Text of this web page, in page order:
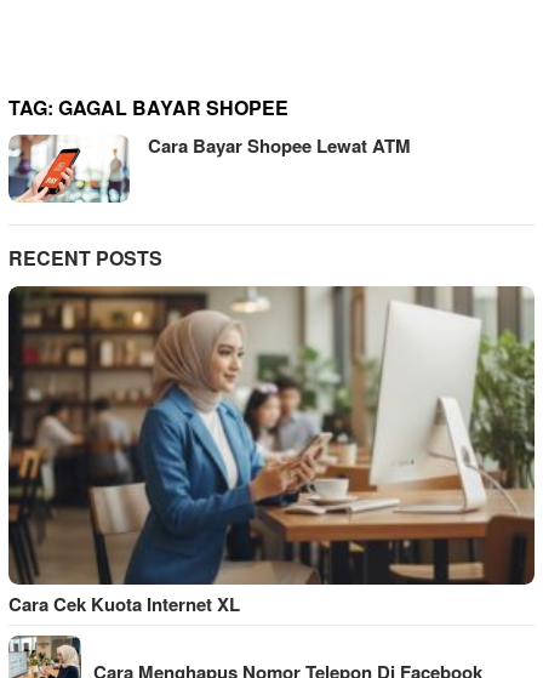
TAG: GAGAL BAYAR SHOPEE
Cara Bayar Shopee Lewat ATM
RECENT POSTS
Cara Cek Kuota Internet XL
Cara Menghapus Nomor Telepon Di Facebook